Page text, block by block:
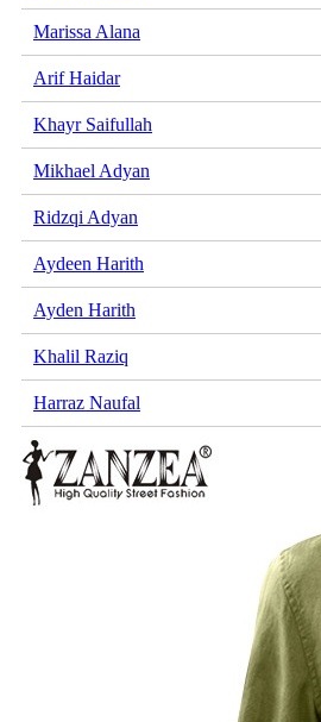
Marissa Alana
Arif Haidar
Khayr Saifullah
Mikhael Adyan
Ridzqi Adyan
Aydeen Harith
Ayden Harith
Khalil Raziq
Harraz Naufal